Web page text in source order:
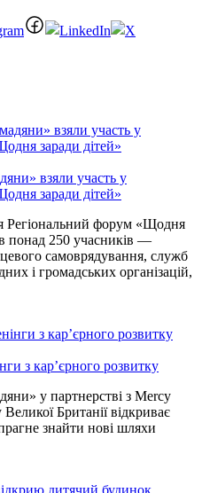
взяли участь у
заради дітей»
Регіональний форум «Щодня
понад 250 учасників —
самоврядування, служб
і громадських організацій,
з кар’єрного розвитку
у партнерстві з Mercy
Британії відкриває
знайти нові шляхи